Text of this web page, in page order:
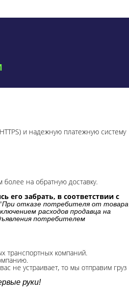
и надежную платежную систему
на обратную доставку.
его забрать, в соответствии с
"При отказе потребителя от товара
расходов продавца на
потребителем
транспортных компаний.
не устраивает, то мы отправим груз
руки!